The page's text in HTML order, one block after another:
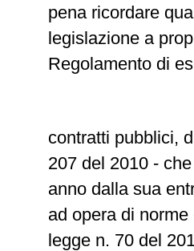
pena ricordare
legislazione a
Regolamento di
contratti pubblici,
207 del 2010 -
anno dalla sua
ad opera di
legge n. 70 del